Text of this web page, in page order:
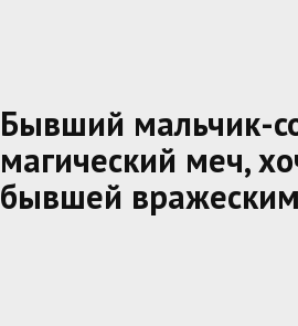
Бывший мальчик-
магический меч,
бывшей